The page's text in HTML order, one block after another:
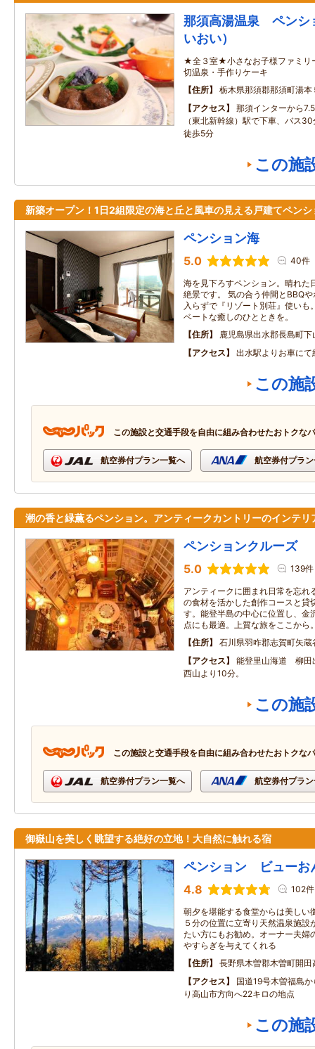
那須高湯温泉 ペンシ
いおい）
★全３室★小さなお子様ファミリ
切温泉・手作りケーキ
住所
栃木県那須郡那須町湯本
アクセス
那須インターから
（東北新幹線）駅で下車、バス
徒歩5分
この施
新築オープン！1日2組限定の海と丘と風車の見える戸建てペンシ
ペンション海
5.0 40件
海を見下ろすペンション。晴れた
絶景です。 気の合う仲間とBBQ
入らずで『リゾート別荘』使いも
ベートな癒しのひとときを。
住所
鹿児島県出水郡長島町
アクセス
出水駅よりお車にて
この施
この施設と交通手段を自由に組み合わせたおトクな
航空券付プラン一覧へ 航空券付プラ
潮の香と緑薫るペンション。アンティークカントリーのインテリ
ペンションクルーズ
5.0 139件
アンティークに囲まれ日常を忘れ
の食材を活かした創作コースと貸
す。能登半島の中心に位置し、金
点にも最適。上質な旅をここから
住所
石川県羽咋郡志賀町矢
アクセス
能登里山海道 柳田
西山より10分。
この施
この施設と交通手段を自由に組み合わせたおトクな
航空券付プラン一覧へ 航空券付プラ
御嶽山を美しく眺望する絶好の立地！大自然に触れる宿
ペンション ビューお
4.8 102件
朝夕を堪能する食堂からは美しい
５分の位置に立寄り天然温泉施設
たい方にもお勧め。オーナー夫婦
やすらぎを与えてくれる
住所
長野県木曽郡木曽町開田
アクセス
国道19号木曽福島
り高山市方向へ22キロの地点
この施